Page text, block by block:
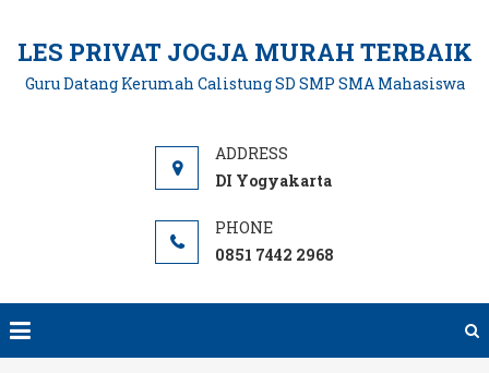
content
LES PRIVAT JOGJA MURAH TERBAIK
Guru Datang Kerumah Calistung SD SMP SMA Mahasiswa
DI Yogyakarta
0851 7442 2968